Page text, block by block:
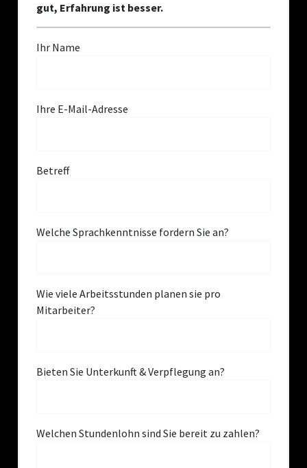
gut, Erfahrung ist besser.
Ihr Name
Ihre E-Mail-Adresse
Betreff
Welche Sprachkenntnisse fordern Sie an?
Wie viele Arbeitsstunden planen sie pro
Mitarbeiter?
Bieten Sie Unterkunft & Verpflegung an?
Welchen Stundenlohn sind Sie bereit zu zahlen?